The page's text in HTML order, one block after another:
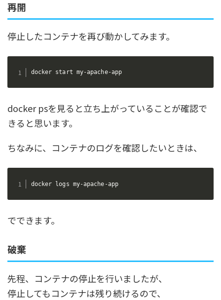
再開
停止したコンテナを再び動かしてみます。
docker start my-apache-app
docker psを見ると立ち上がっていることが確認で
きると思います。
ちなみに、コンテナのログを確認したいときは、
docker logs my-apache-app
でできます。
破棄
先程、コンテナの停止を行いましたが、
停止してもコンテナは残り続けるので、